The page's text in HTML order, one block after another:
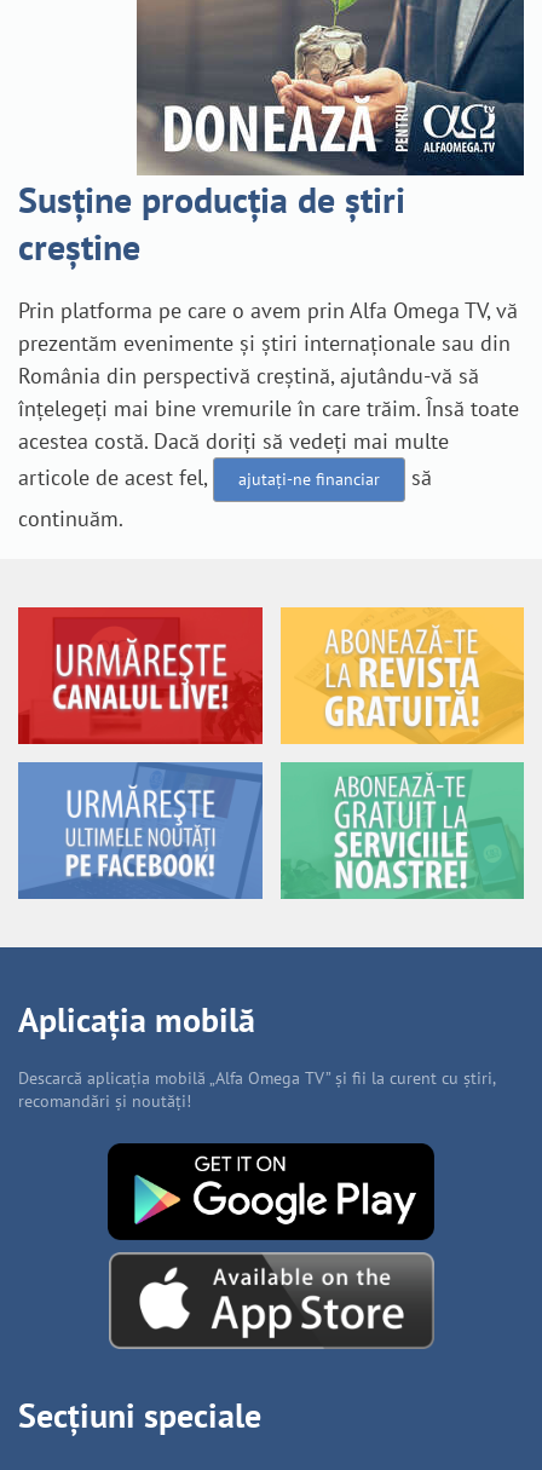
Susține producția de știri
creștine
Prin platforma pe care o avem prin Alfa Omega TV, vă
prezentăm evenimente și știri internaționale sau din
România din perspectivă creștină, ajutându-vă să
înțelegeți mai bine vremurile în care trăim. Însă toate
acestea costă. Dacă doriți să vedeți mai multe
articole de acest fel,
ajutați-ne financiar
să
continuăm.
Aplicația mobilă
Descarcă aplicația mobilă „Alfa Omega TV” și fii la curent cu știri,
recomandări și noutăți!
Secțiuni speciale